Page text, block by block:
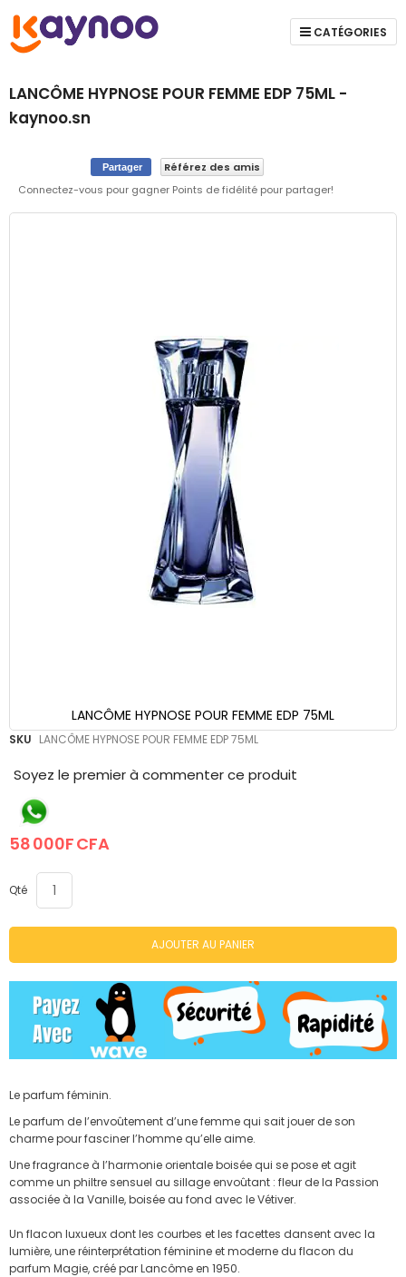
CATÉGORIES
LANCÔME HYPNOSE POUR FEMME EDP 75ML -
kaynoo.sn
Partager
Référez des amis
Connectez-vous pour gagner Points de fidélité pour partager!
SKU LANCÔME HYPNOSE POUR FEMME EDP 75ML
Soyez le premier à commenter ce produit
58 000F CFA
Qté
AJOUTER AU PANIER
Le parfum féminin.
Le parfum de l’envoûtement d’une femme qui sait jouer de son
charme pour fasciner l’homme qu’elle aime.
Une fragrance à l’harmonie orientale boisée qui se pose et agit
comme un philtre sensuel au sillage envoûtant : fleur de la Passion
associée à la Vanille, boisée au fond avec le Vétiver.
Un flacon luxueux dont les courbes et les facettes dansent avec la
lumière, une réinterprétation féminine et moderne du flacon du
parfum Magie, créé par Lancôme en 1950.
Skip
LANCÔME HYPNOSE POUR FEMME EDP 75ML
Skip
the
the
images